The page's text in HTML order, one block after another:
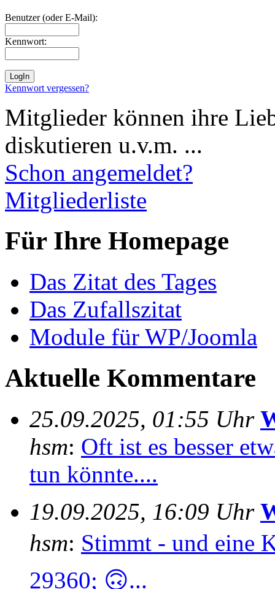
Benutzer (oder E-Mail):
Kennwort:
Kennwort vergessen?
Mitglieder können ihre
diskutieren u.v.m. ...
Schon angemeldet?
Mitgliederliste
Für Ihre Homepage
Das Zitat des Tages
Das Zufallszitat
Module für WP/Joomla
Aktuelle Kommentare
25.09.2025, 01:55 Uhr
hsm: Oft ist es besser
tun könnte....
19.09.2025, 16:09 Uhr
hsm: Stimmt - und eine
29360; 🙃...